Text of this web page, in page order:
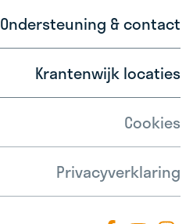
Ondersteuning & contact
Krantenwijk locaties
Cookies
Privacyverklaring